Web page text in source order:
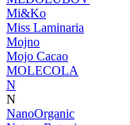
Mi&Ko
Miss Laminaria
Mojno
Mojo Cacao
MOLECOLA
N
N
NanoOrganic